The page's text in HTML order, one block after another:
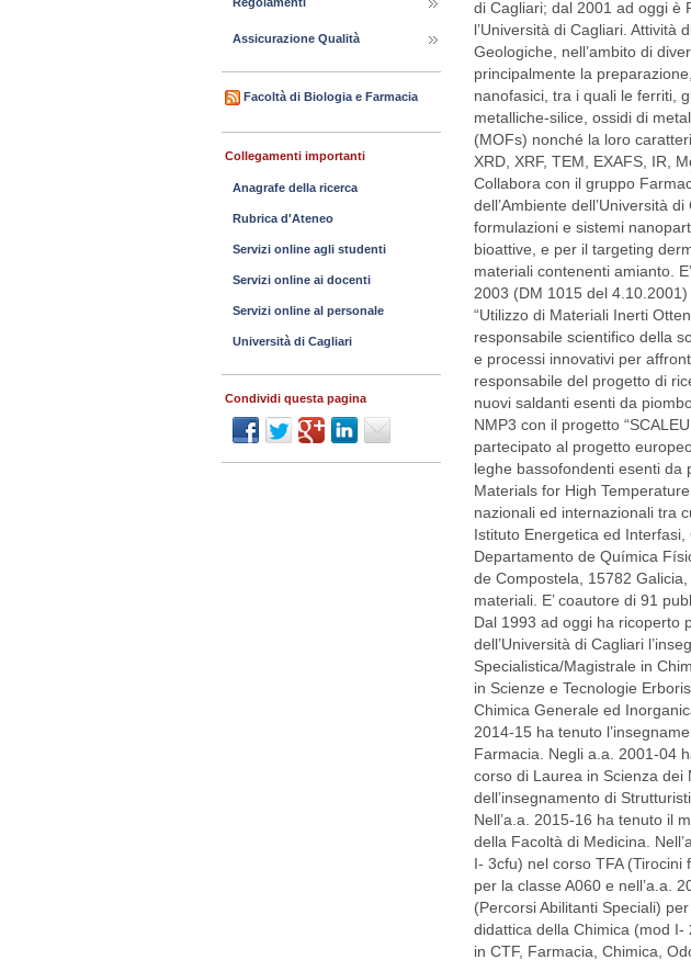
Assicurazione Qualità
Facoltà di Biologia e Farmacia
Collegamenti importanti
Anagrafe della ricerca
Rubrica d'Ateneo
Servizi online agli studenti
Servizi online ai docenti
Servizi online al personale
Università di Cagliari
Condividi questa pagina